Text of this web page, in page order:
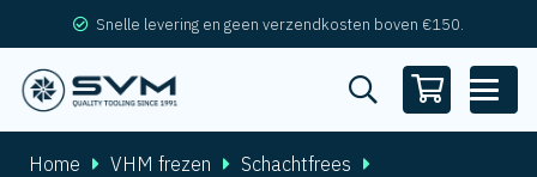
Snelle levering en geen verzendkosten boven €150.
Home VHM frezen
Schachtfrees